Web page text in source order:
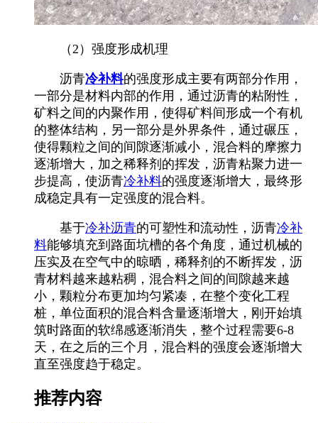
（2）强度形成机理
沥青冷补料的强度形成主要有两部分作用，
一部分是材料内部的作用，通过沥青的粘附性，
矿料之间的内聚作用，使得矿料间形成一个有机
的整体结构，另一部分是外界条件，通过碾压，
使得颗粒之间的间隙逐渐减小，混合料的摩擦力
逐渐增大，加之稀释剂的挥发，沥青粘聚力进一
步提高，使沥青冷补料的强度逐渐增大，最终形
成稳定具有一定强度的混合料。
基于冷补沥青的可塑性和流动性，沥青冷补
料能够填充到路面坑槽的各个角度，通过机械的
压实及在空气中的晾晒，稀释剂的不断挥发，沥
青材料越来越粘稠，混合料之间的间隙越来越
小，颗粒分布更加均匀紧凑，在整个变化工程
桩，单位面积的混合料含量逐渐增大，刚开始填
筑时路面的软绵感逐渐消失，整个过程需要6-8
天，在之后的三个月，混合料的强度会逐渐增大
直至强度趋于稳定。
推荐内容